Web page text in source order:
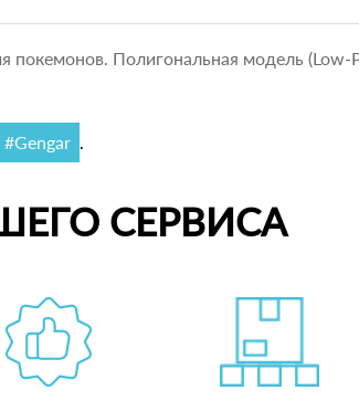
покемонов. Полигональная модель (Low-
#Gengar .
СЕРВИСА